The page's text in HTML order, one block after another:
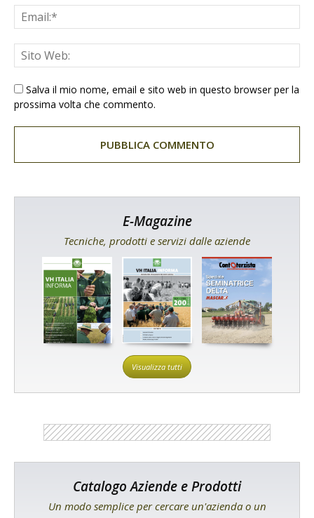
Salva il mio nome, email e sito web in questo browser per la
prossima volta che commento.
E-Magazine
Tecniche, prodotti e servizi dalle aziende
Visualizza tutti
Catalogo Aziende e Prodotti
Un modo semplice per cercare un'azienda o un